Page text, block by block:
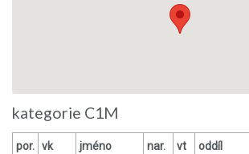
kategorie C1M
por. vk jméno nar. vt oddíl